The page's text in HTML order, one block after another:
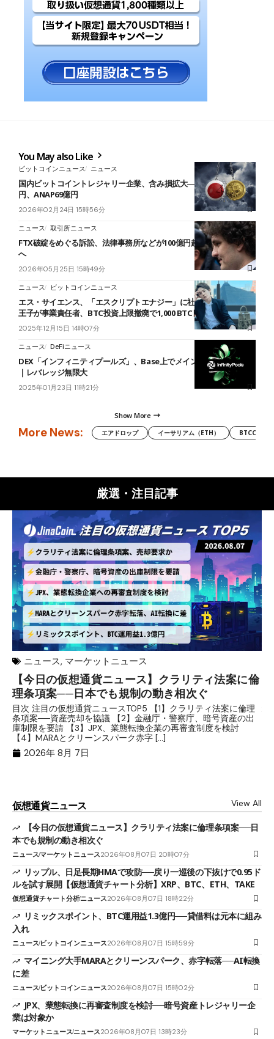
You May also Like
ビットコインニュース ニュース
国内ビットコイントレジャリー企業、含み損拡大──メタプラ1,650億
円、ANAP69億円
2026年02月24日 15時56分
ニュース 取引所ニュース
FTX破綻をめぐる訴訟、法律事務所などが100億円超の支払いで和解
へ
2026年05月25日 15時49分
ニュース ビットコインニュース
エス・サイエンス、「エスクリプトエナジー」に社名変更──元青汁
王子が事業責任者、BTC投資上限撤廃で1,000 BTC目標
2025年12月15日 14時07分
ニュース DeFiニュース
DEX「インフィニティプールズ」、Base上でメインネットローンチ
｜レバレッジ無限大
2025年01月23日 11時21分
Show More
More News: エアドロップ イーサリアム（ETH） BTCC
厳選・注目記事
ニュース, マーケットニュース
【今日の仮想通貨ニュース】クラリティ法案に倫
理条項案──日本でも規制の動き相次ぐ
目次 注目の仮想通貨ニュースTOP5 【1】クラリティ法案に倫理
条項案──資産売却を協議 【2】金融庁・警察庁、暗号資産の出
庫制限を要請 【3】JPX、業態転換企業の再審査制度を検討
【4】MARAとクリーンスパーク赤字 […]
2026年 8月 7日
仮想通貨ニュース View All
【今日の仮想通貨ニュース】クラリティ法案に倫理条項案──日
本でも規制の動き相次ぐ
ニュースマーケットニュース2026年08月07日 20時07分
リップル、日足長期HMAで攻防──戻り一巡後の下抜けで0.95ド
ルを試す展開【仮想通貨チャート分析】XRP、BTC、ETH、TAKE
仮想通貨チャート分析ニュース2026年08月07日 18時22分
リミックスポイント、BTC運用益1.3億円──貸借料は元本に組み
入れ
ニュースビットコインニュース2026年08月07日 15時59分
マイニング大手MARAとクリーンスパーク、赤字転落──AI転換
に差
ニュースビットコインニュース2026年08月07日 15時02分
JPX、業態転換に再審査制度を検討──暗号資産トレジャリー企
業は対象か
マーケットニュースニュース2026年08月07日 13時23分